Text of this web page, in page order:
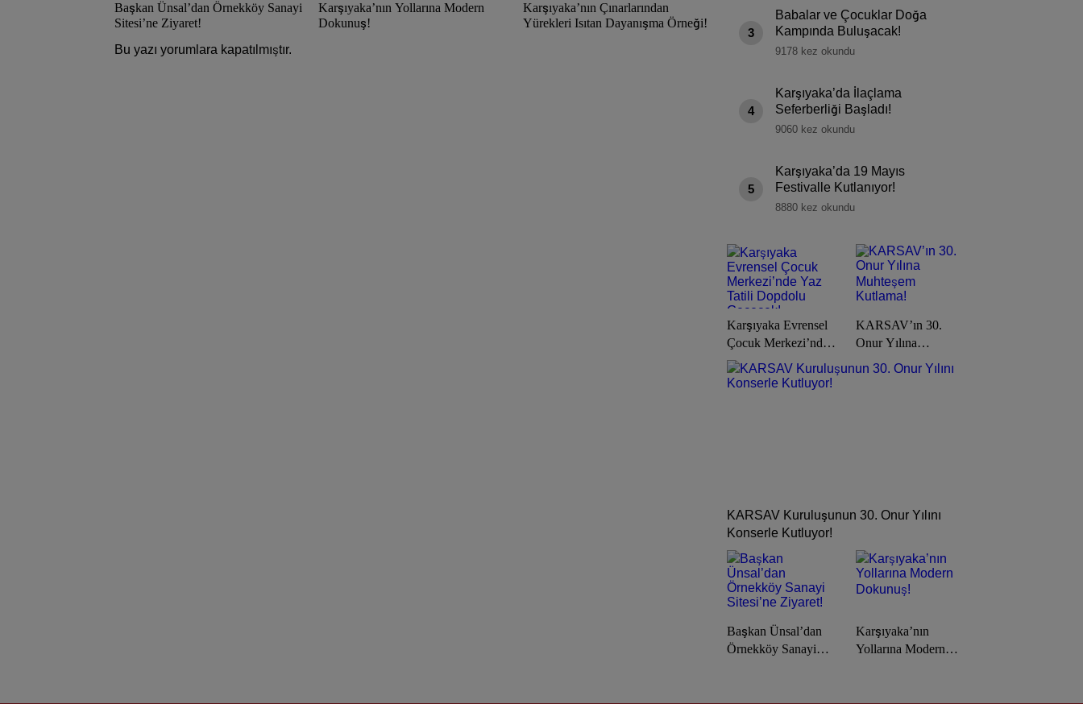
Başkan Ünsal’dan Örnekköy Sanayi
Sitesi’ne Ziyaret!
Karşıyaka’nın Yollarına Modern
Dokunuş!
Karşıyaka’nın Çınarlarından
Yürekleri Isıtan Dayanışma Örneği!
Bu yazı yorumlara kapatılmıştır.
3
Babalar ve Çocuklar Doğa
Kampında Buluşacak!
9178 kez okundu
4
Karşıyaka’da İlaçlama
Seferberliği Başladı!
9060 kez okundu
5
Karşıyaka’da 19 Mayıs
Festivalle Kutlanıyor!
8880 kez okundu
Karşıyaka Evrensel
Çocuk Merkezi’nde
Yaz Tatili Dopdolu
Geçecek!
KARSAV’ın 30.
Onur Yılına
Muhteşem Kutlama!
KARSAV Kuruluşunun 30. Onur Yılını
Konserle Kutluyor!
Başkan Ünsal’dan
Örnekköy Sanayi
Karşıyaka’nın
Yollarına Modern